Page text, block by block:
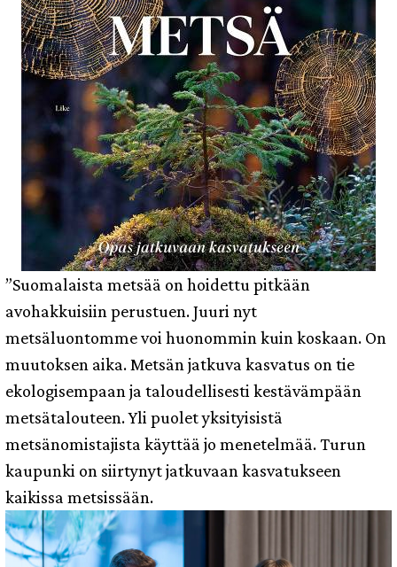
”Suomalaista metsää on hoidettu pitkään
avohakkuisiin perustuen. Juuri nyt
metsäluontomme voi huonommin kuin koskaan. On
muutoksen aika. Metsän jatkuva kasvatus on tie
ekologisempaan ja taloudellisesti kestävämpään
metsätalouteen. Yli puolet yksityisistä
metsänomistajista käyttää jo menetelmää. Turun
kaupunki on siirtynyt jatkuvaan kasvatukseen
kaikissa metsissään.